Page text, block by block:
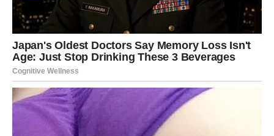
Sudbina vam konačno otvara
vrata sreće
Ovo nije običan period u vašem životu. Zvijezde pokazuju
da ste veoma blizu velikih promjena koje bi mogle
donijeti mnogo sreće, uspjeha i lijepih trenutaka.
Svemir vam sada šalje poruku da ne odustajete od svojih